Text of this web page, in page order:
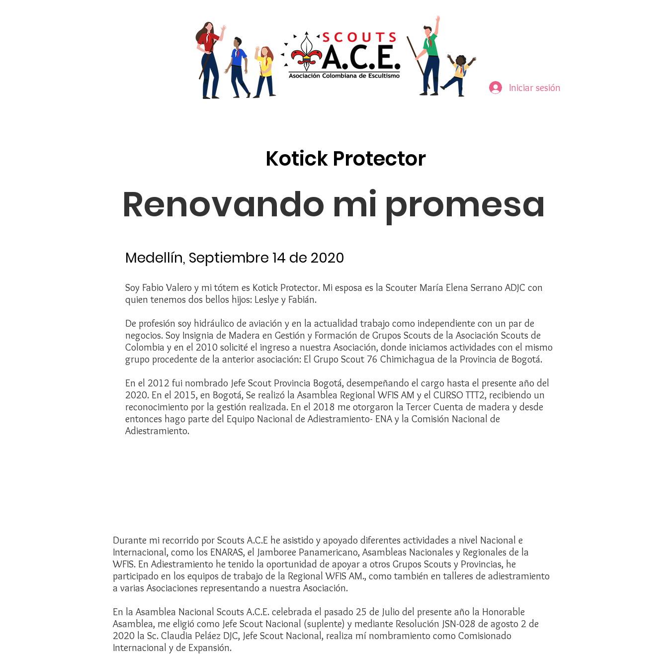
Iniciar sesión
Kotick Protector
Renovando mi promesa
Medellín, Septiembre 14 de 2020
Soy Fabio Valero y mi tótem es Kotick Protector. Mi esposa es la Scouter María Elena Serrano ADJC con
quien tenemos dos bellos hijos: Leslye y Fabián.
De profesión soy hidráulico de aviación y en la actualidad trabajo como independiente con un par de
negocios. Soy Insignia de Madera en Gestión y Formación de Grupos Scouts de la Asociación Scouts de
Colombia y en el 2010 solicité el ingreso a nuestra Asociación, donde iniciamos actividades con el mismo
grupo procedente de la anterior asociación: El Grupo Scout 76 Chimichagua de la Provincia de Bogotá.
En el 2012 fui nombrado Jefe Scout Provincia Bogotá, desempeñando el cargo hasta el presente año del
2020. En el 2015, en Bogotá, Se realizó la Asamblea Regional WFIS AM y el CURSO TTT2, recibiendo un
reconocimiento por la gestión realizada. En el 2018 me otorgaron la Tercer Cuenta de madera y desde
entonces hago parte del Equipo Nacional de Adiestramiento- ENA y la Comisión Nacional de
Adiestramiento.
Durante mi recorrido por Scouts A.C.E he asistido y apoyado diferentes actividades a nivel Nacional e
Internacional, como los ENARAS, el Jamboree Panamericano, Asambleas Nacionales y Regionales de la
WFIS. En Adiestramiento he tenido la oportunidad de apoyar a otros Grupos Scouts y Provincias, he
participado en los equipos de trabajo de la Regional WFIS AM., como también en talleres de adiestramiento
a varias Asociaciones representando a nuestra Asociación.
En la Asamblea Nacional Scouts A.C.E. celebrada el pasado 25 de Julio del presente año la Honorable
Asamblea, me eligió como Jefe Scout Nacional (suplente) y mediante Resolución JSN-028 de agosto 2 de
2020 la Sc. Claudia Peláez DJC, Jefe Scout Nacional, realiza mí nombramiento como Comisionado
Internacional y de Expansión.